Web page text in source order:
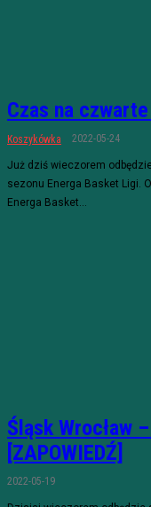
Czas na
Koszykówka 2022-05-24
Już dziś wieczorem
sezonu Energa Basket Ligi.
Energa Basket...
Śląsk Wrocław
[ZAPOWIEDŹ]
2022-05-19